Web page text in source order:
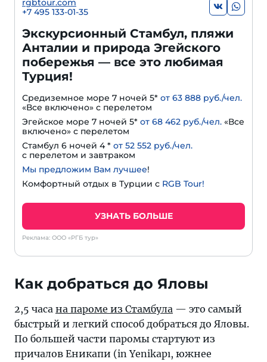
rgbtour.com
+7 495 133-01-35
Экскурсионный Стамбул, пляжи
Анталии и природа Эгейского
побережья — все это любимая
Турция!
Средиземное море 7 ночей 5* от 63 888 руб./чел.
«Все включено» с перелетом
Эгейское море 7 ночей 5* от 68 462 руб./чел. «Все
включено» с перелетом
Стамбул 6 ночей 4 * от 52 552 руб./чел.
с перелетом и завтраком
Мы предложим Вам лучшее!
Комфортный отдых в Турции с RGB Tour!
УЗНАТЬ БОЛЬШЕ
Реклама: ООО «РГБ тур»
Как добраться до Яловы
2,5 часа на пароме из Стамбула — это самый
быстрый и легкий способ добраться до Яловы.
По большей части паромы стартуют из
причалов Еникапи (in Yenikapı, южнее